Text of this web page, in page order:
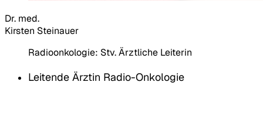
Dr. med.
Kirsten Steinauer
Radioonkologie: Stv. Ärztliche Leiterin
Leitende Ärztin Radio-Onkologie